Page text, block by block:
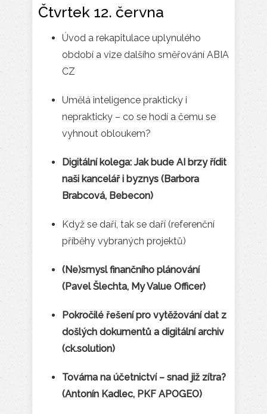
Čtvrtek 12. června
Úvod a rekapitulace uplynulého
období a vize dalšího směřování ABIA
CZ
Umělá inteligence prakticky i
neprakticky – co se hodí a čemu se
vyhnout obloukem?
Digitální kolega: Jak bude AI brzy řídit
naši kancelář i byznys (Barbora
Brabcová, Bebecon)
Když se daří, tak se daří (referenční
příběhy vybraných projektů)
(Ne)smysl finančního plánování
(Pavel Šlechta, My Value Officer)
Pokročilé řešení pro vytěžování dat z
došlých dokumentů a digitální archiv
(ck.solution)
Továrna na účetnictví – snad již zítra?
(Antonín Kadlec, PKF APOGEO)